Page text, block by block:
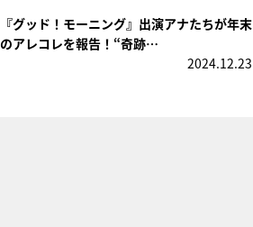
『グッド！モーニング』出演アナたちが年末
のアレコレを報告！“奇跡…
2024.12.23